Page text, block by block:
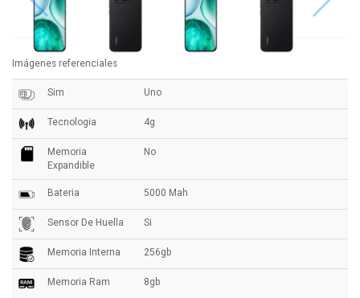
Imágenes referenciales
Sim Uno
Tecnologia 4g
Memoria
Expandible
No
Bateria 5000 Mah
Sensor De Huella Si
Memoria Interna 256gb
Memoria Ram 8gb